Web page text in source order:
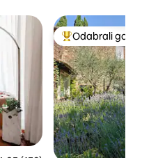
Među najviše
Odabrali gosti